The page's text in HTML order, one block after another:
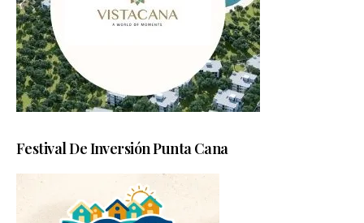
Festival De Inversión Punta Cana